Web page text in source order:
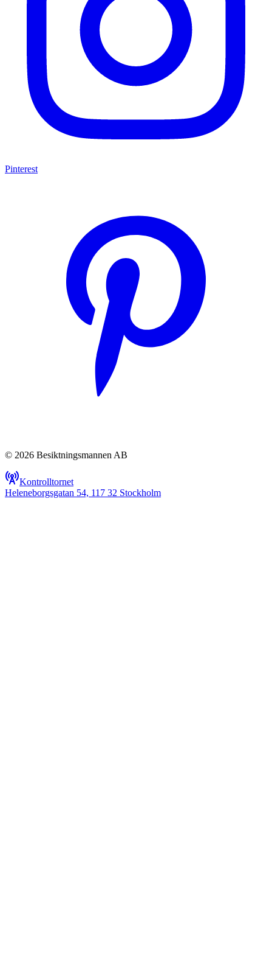
Pinterest
© 2026 Besiktningsmannen AB
Kontrolltornet
Heleneborgsgatan 54, 117 32 Stockholm